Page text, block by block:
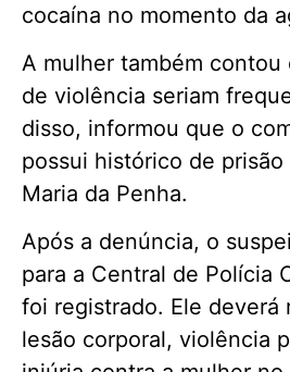
cocaína no momento da
A mulher também contou
de violência seriam
disso, informou que o
possui histórico de
Maria da Penha.
Após a denúncia, o
para a Central de Polícia
foi registrado. Ele deverá
lesão corporal, violência